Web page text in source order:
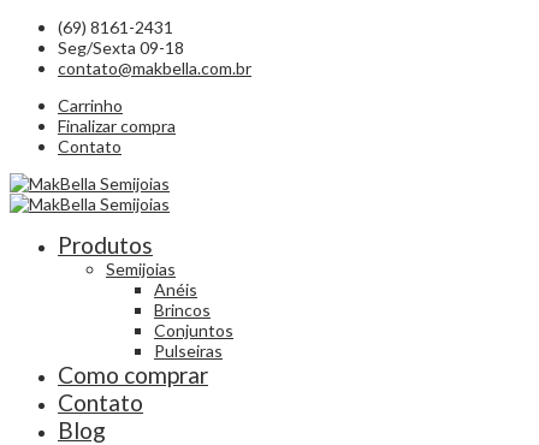
(69) 8161-2431
Seg/Sexta 09-18
contato@makbella.com.br
Carrinho
Finalizar compra
Contato
Produtos
Semijoias
Anéis
Brincos
Conjuntos
Pulseiras
Como comprar
Contato
Blog